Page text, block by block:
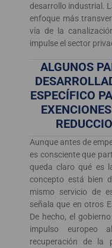
desarrollo industrial.
enfoque más
vía de la
impulse el sector
ALGUNOS
ESPECÍFICO
Aunque antes de
es consciente que
queda claro qué es
concepto está bien
mismo servicio de
señala que en otros
De hecho, el
impulso
recuperación de la